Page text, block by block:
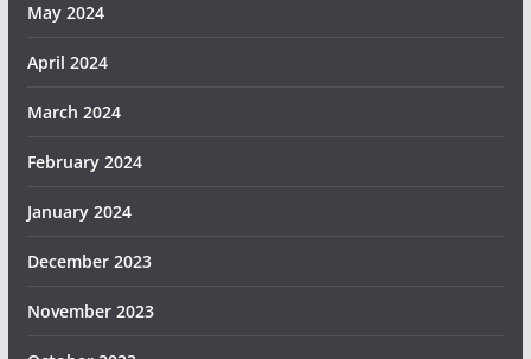
May 2024
April 2024
March 2024
February 2024
January 2024
December 2023
November 2023